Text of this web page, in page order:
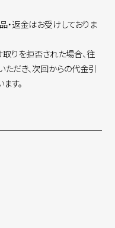
・返金はお受けしておりま
りを拒否された場合、往
だき、次回からの代金引
す。